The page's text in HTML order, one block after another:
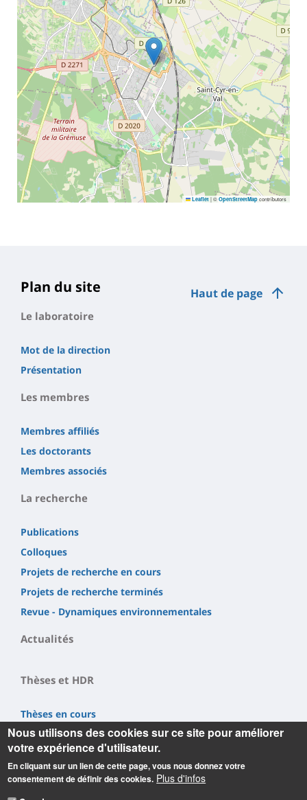
Leaflet |© OpenStreetMap contributors
Haut de page
Plan du site
Le laboratoire
Mot de la direction
Présentation
Les membres
Membres affiliés
Les doctorants
Membres associés
La recherche
Publications
Colloques
Projets de recherche en cours
Projets de recherche terminés
Revue - Dynamiques environnementales
Actualités
Thèses et HDR
Thèses en cours
Thèses soutenues
Contacts
Nous utilisons des cookies sur ce site pour améliorer
votre expérience d'utilisateur.
En cliquant sur un lien de cette page, vous nous donnez votre
consentement de définir des cookies. Plus d'infos